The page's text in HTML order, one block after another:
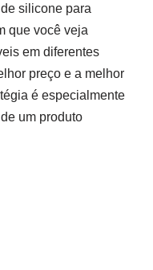
silicone para
que você veja
em diferentes
preço e a melhor
é especialmente
um produto